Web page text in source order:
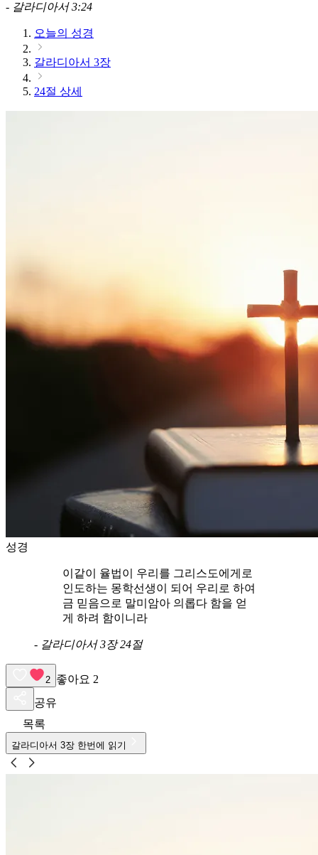
- 갈라디아서 3:24
오늘의 성경
갈라디아서 3장
24절 상세
성경
이같이 율법이 우리를 그리스도에게로
인도하는 몽학선생이 되어 우리로 하여
금 믿음으로 말미암아 의롭다 함을 얻
게 하려 함이니라
- 갈라디아서 3장 24절
2 좋아요 2
공유
목록
갈라디아서 3장 한번에 읽기